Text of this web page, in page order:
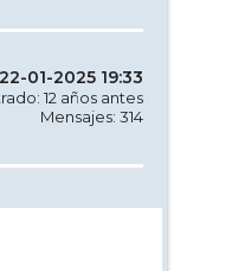
01-2025 19:33
12 años antes
Mensajes: 314